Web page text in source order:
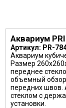
Аквариум
Артикул: PR-
Аквариум
Размер
переднее
объемный обзор
передних швов.
стеклом с
установки.